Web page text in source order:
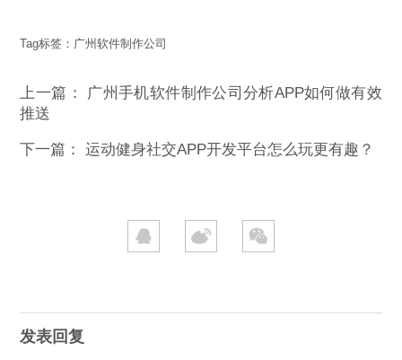
Tag标签： 广州软件制作公司
上一篇： 广州手机软件制作公司分析APP如何做有效
推送
下一篇：运动健身社交APP开发平台怎么玩更有趣？
发表回复